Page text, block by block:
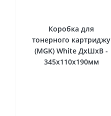
Коробка для
тонерного картриджу
(MGK) White ДхШхВ -
345х110х190мм